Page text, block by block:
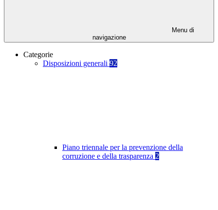
Menu di
navigazione
Categorie
Disposizioni generali 92
Piano triennale per la prevenzione della
corruzione e della trasparenza 2